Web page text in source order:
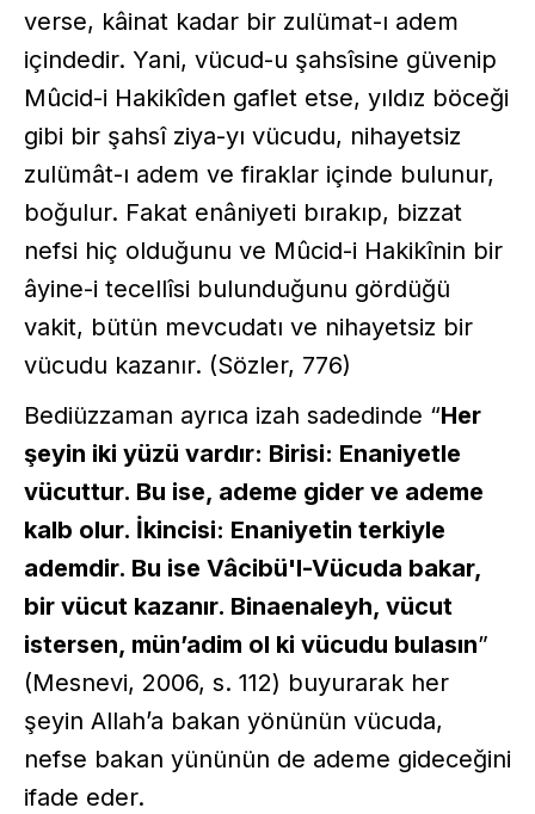
verse, kâinat kadar bir zulümat-ı adem
içindedir. Yani, vücud-u şahsîsine güvenip
Mûcid-i Hakikîden gaflet etse, yıldız böceği
gibi bir şahsî ziya-yı vücudu, nihayetsiz
zulümât-ı adem ve firaklar içinde bulunur,
boğulur. Fakat enâniyeti bırakıp, bizzat
nefsi hiç olduğunu ve Mûcid-i Hakikînin bir
âyine-i tecellîsi bulunduğunu gördüğü
vakit, bütün mevcudatı ve nihayetsiz bir
vücudu kazanır. (Sözler, 776)
Bediüzzaman ayrıca izah sadedinde “Her
şeyin iki yüzü vardır: Birisi: Enaniyetle
vücuttur. Bu ise, ademe gider ve ademe
kalb olur. İkincisi: Enaniyetin terkiyle
ademdir. Bu ise Vâcibü'l-Vücuda bakar,
bir vücut kazanır. Binaenaleyh, vücut
istersen, mün’adim ol ki vücudu bulasın”
(Mesnevi, 2006, s. 112) buyurarak her
şeyin Allah’a bakan yönünün vücuda,
nefse bakan yününün de ademe gideceğini
ifade eder.